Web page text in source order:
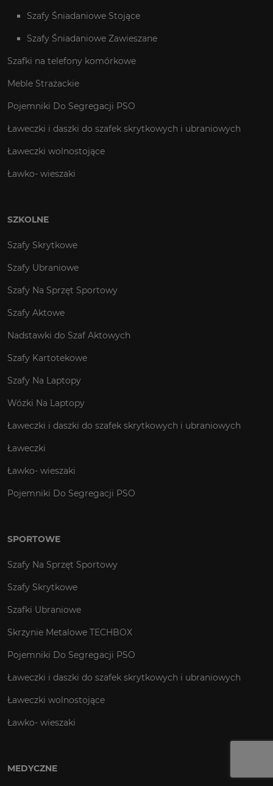
Szafy Śniadaniowe Stojące
Szafy Śniadaniowe Zawieszane
Szafki na telefony komórkowe
Meble Strażackie
Pojemniki Do Segregacji PSO
Ławeczki i daszki do szafek skrytkowych i ubraniowych
Ławeczki wolnostojące
Ławko- wieszaki
SZKOLNE
Szafy Skrytkowe
Szafy Ubraniowe
Szafy Na Sprzęt Sportowy
Szafy Aktowe
Nadstawki do Szaf Aktowych
Szafy Kartotekowe
Szafy Na Laptopy
Wózki Na Laptopy
Ławeczki i daszki do szafek skrytkowych i ubraniowych
Ławeczki
Ławko- wieszaki
Pojemniki Do Segregacji PSO
SPORTOWE
Szafy Na Sprzęt Sportowy
Szafy Skrytkowe
Szafki Ubraniowe
Skrzynie Metalowe TECHBOX
Pojemniki Do Segregacji PSO
Ławeczki i daszki do szafek skrytkowych i ubraniowych
Ławeczki wolnostojące
Ławko- wieszaki
MEDYCZNE